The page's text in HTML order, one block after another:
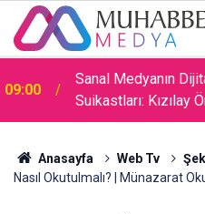
09:00
Sanal Medyanın
Suikastları: Kızılay
Anasayfa Web Tv
Nasıl Okutulmalı? | Münazarat